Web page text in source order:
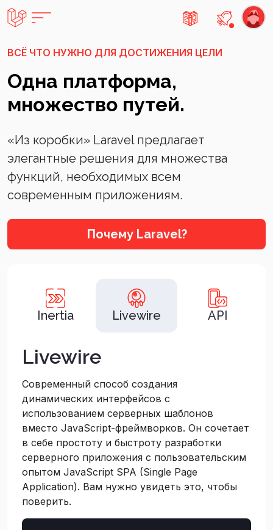
Есть не
ВСЁ ЧТО НУЖНО ДЛЯ ДОСТИЖЕНИЯ ЦЕЛИ
Одна платформа,
множество путей.
«Из коробки» Laravel предлагает
элегантные решения для множества
функций, необходимых всем
современным приложениям.
Почему Laravel?
Inertia Livewire API
Livewire
Современный способ создания
динамических интерфейсов с
использованием серверных шаблонов
вместо JavaScript-фреймворков. Он сочетает
в себе простоту и быстроту разработки
серверного приложения с пользовательским
опытом JavaScript SPA (Single Page
Application). Вам нужно увидеть это, чтобы
поверить.